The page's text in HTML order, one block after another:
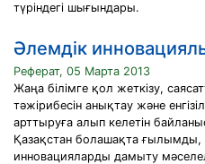
түріндегі шығындары.
Әлемдік
Реферат, 05 Марта 2013
Жаңа білімге қол жеткізу,
тәжірибесін анықтау және
арттыруға алып келетін
Қазақстан болашақта
инновацияларды дамыту